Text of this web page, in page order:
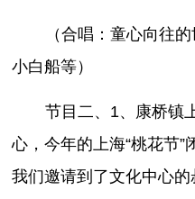
（合唱：童心向往
小白船等）
节目二、1、康桥镇
心，今年的上海“桃花节
我们邀请到了文化中心的